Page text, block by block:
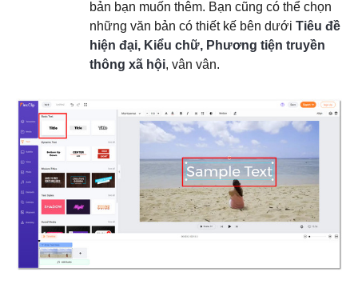
bản bạn muốn thêm. Bạn cũng có thể chọn
những văn bản có thiết kế bên dưới Tiêu đề
hiện đại, Kiểu chữ, Phương tiện truyền
thông xã hội, vân vân.